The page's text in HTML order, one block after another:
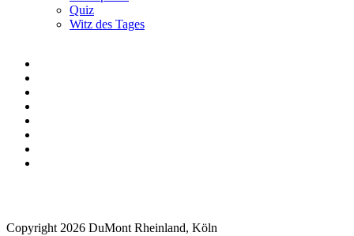
Quiz
Witz des Tages
Copyright 2026 DuMont Rheinland, Köln